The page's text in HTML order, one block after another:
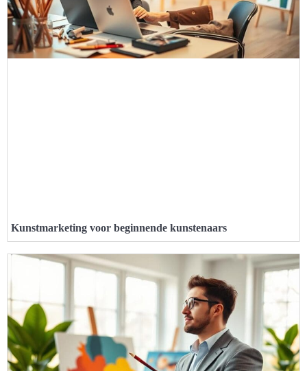
Kunstmarketing voor beginnende kunstenaars